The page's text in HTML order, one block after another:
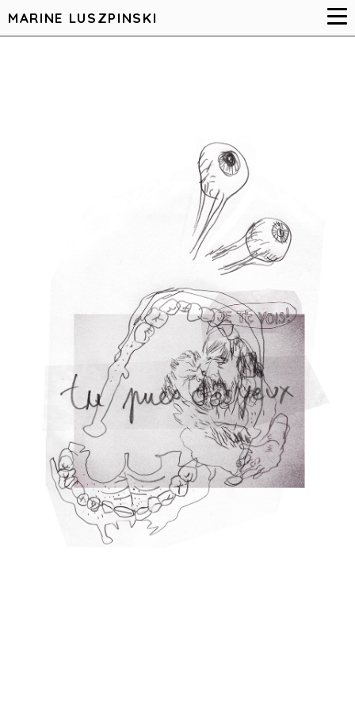
MARINE LUSZPINSKI